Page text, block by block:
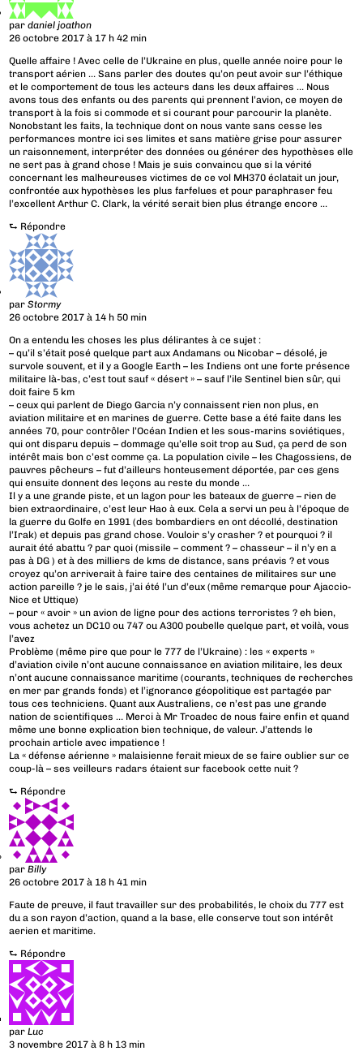
pardaniel joathon
26 octobre 2017 à 17 h 42 min
Quelle affaire ! Avec celle de l’Ukraine en plus, quelle année noire pour le
transport aérien … Sans parler des doutes qu’on peut avoir sur l’éthique
et le comportement de tous les acteurs dans les deux affaires … Nous
avons tous des enfants ou des parents qui prennent l’avion, ce moyen de
transport à la fois si commode et si courant pour parcourir la planète.
Nonobstant les faits, la technique dont on nous vante sans cesse les
performances montre ici ses limites et sans matière grise pour assurer
un raisonnement, interpréter des données ou générer des hypothèses elle
ne sert pas à grand chose ! Mais je suis convaincu que si la vérité
concernant les malheureuses victimes de ce vol MH370 éclatait un jour,
confrontée aux hypothèses les plus farfelues et pour paraphraser feu
l’excellent Arthur C. Clark, la vérité serait bien plus étrange encore …
⮑ Répondre
parStormy
26 octobre 2017 à 14 h 50 min
On a entendu les choses les plus délirantes à ce sujet :
– qu’il s’était posé quelque part aux Andamans ou Nicobar – désolé, je
survole souvent, et il y a Google Earth – les Indiens ont une forte présence
militaire là-bas, c’est tout sauf « désert » – sauf l’ile Sentinel bien sûr, qui
doit faire 5 km
– ceux qui parlent de Diego Garcia n’y connaissent rien non plus, en
aviation militaire et en marines de guerre. Cette base a été faite dans les
années 70, pour contrôler l’Océan Indien et les sous-marins soviétiques,
qui ont disparu depuis – dommage qu’elle soit trop au Sud, ça perd de son
intérêt mais bon c’est comme ça. La population civile – les Chagossiens, de
pauvres pêcheurs – fut d’ailleurs honteusement déportée, par ces gens
qui ensuite donnent des leçons au reste du monde …
Il y a une grande piste, et un lagon pour les bateaux de guerre – rien de
bien extraordinaire, c’est leur Hao à eux. Cela a servi un peu à l’époque de
la guerre du Golfe en 1991 (des bombardiers en ont décollé, destination
l’Irak) et depuis pas grand chose. Vouloir s’y crasher ? et pourquoi ? il
aurait été abattu ? par quoi (missile – comment ? – chasseur – il n’y en a
pas à DG ) et à des milliers de kms de distance, sans préavis ? et vous
croyez qu’on arriverait à faire taire des centaines de militaires sur une
action pareille ? je le sais, j’ai été l’un d’eux (même remarque pour Ajaccio-
Nice et Uttique)
– pour « avoir » un avion de ligne pour des actions terroristes ? eh bien,
vous achetez un DC10 ou 747 ou A300 poubelle quelque part, et voilà, vous
l’avez
Problème (même pire que pour le 777 de l’Ukraine) : les « experts »
d’aviation civile n’ont aucune connaissance en aviation militaire, les deux
n’ont aucune connaissance maritime (courants, techniques de recherches
en mer par grands fonds) et l’ignorance géopolitique est partagée par
tous ces techniciens. Quant aux Australiens, ce n’est pas une grande
nation de scientifiques … Merci à Mr Troadec de nous faire enfin et quand
même une bonne explication bien technique, de valeur. J’attends le
prochain article avec impatience !
La « défense aérienne » malaisienne ferait mieux de se faire oublier sur ce
coup-là – ses veilleurs radars étaient sur facebook cette nuit ?
⮑ Répondre
parBilly
26 octobre 2017 à 18 h 41 min
Faute de preuve, il faut travailler sur des probabilités, le choix du 777 est
du a son rayon d’action, quand a la base, elle conserve tout son intérêt
aerien et maritime.
⮑ Répondre
parLuc
3 novembre 2017 à 8 h 13 min